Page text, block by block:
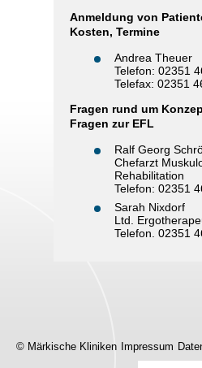
Anmeldung von
Kosten, Termine
Andrea Theuer
Telefon: 02351
Telefax: 02351
Fragen rund um
Fragen zur EFL
Ralf Georg
Chefarzt
Rehabilitation
Telefon: 02351
Sarah Nixdorf
Ltd.
Telefon. 02351
© Märkische Kliniken Impressum